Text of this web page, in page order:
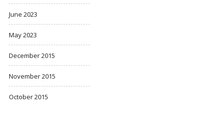
June 2023
May 2023
December 2015
November 2015
October 2015